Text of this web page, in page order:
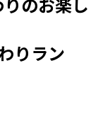
りラン